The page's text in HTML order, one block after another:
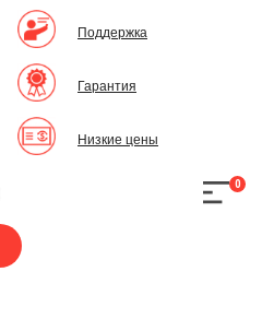
Поддержка
Гарантия
Низкие цены
0